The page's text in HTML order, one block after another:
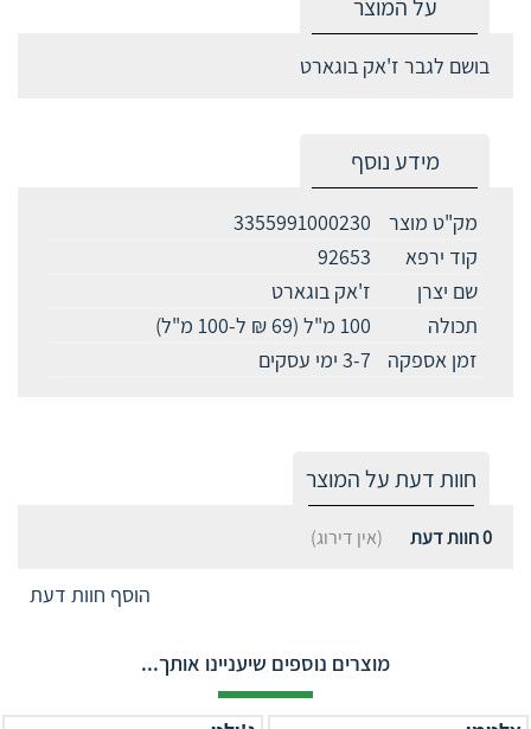
על המוצר
בושם לגבר ז'אק בוגארט
מידע נוסף
מק"ט מוצר
3355991000230
קוד ירפא
92653
שם יצרן
ז'אק בוגארט
תכולה
100 מ"ל (69 ₪ ל-100 מ"ל)
זמן אספקה
3-7 ימי עסקים
חוות דעת על המוצר
0חוות דעת (אין דירוג)
הוסף חוות דעת
מוצרים נוספים שיעניינו אותך...